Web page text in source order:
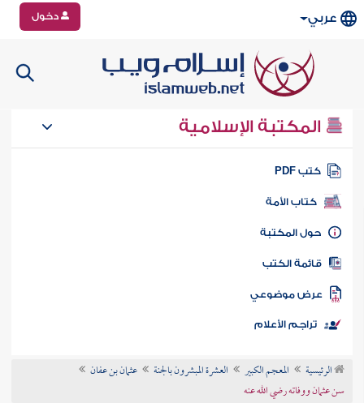
عربي دخول
المكتبة الإسلامية
كتب PDF
كتاب الأمة
المكتبة
الكتب
موضوعي
تراجم الأعلام
الرئيسية المعجم الكبير العشرة المبشرون بالجنة
عثمان بن عفان
سن عثمان ووفاته رضي الله عنه